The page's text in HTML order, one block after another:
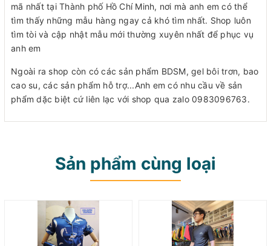
mã nhất tại Thành phố Hồ Chí Minh, nơi mà anh em có thể
tìm thấy những mẫu hàng ngay cả khó tìm nhất. Shop luôn
tìm tòi và cập nhật mẫu mới thường xuyên nhất để phục vụ
anh em
Ngoài ra shop còn có các sản phẩm BDSM, gel bôi trơn, bao
cao su, các sản phẩm hỗ trợ...Anh em có nhu cầu về sản
phẩm dặc biệt cứ liên lạc với shop qua zalo 0983096763.
Sản phẩm cùng loại